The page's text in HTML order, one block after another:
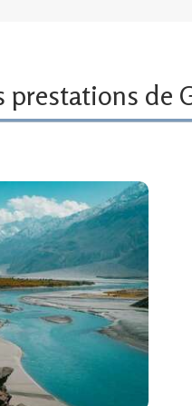
prestations de